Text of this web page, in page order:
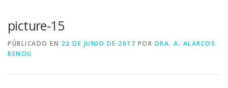
picture-15
PÚBLICADO EN 22 DE JUNIO DE 2017 POR DRA. A. ALARCOS
RENOU